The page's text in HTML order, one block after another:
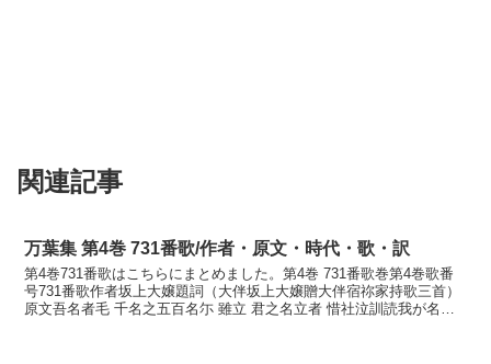
関連記事
万葉集 第4巻 731番歌/作者・原文・時代・歌・訳
第4巻731番歌はこちらにまとめました。第4巻 731番歌巻第4巻歌番
号731番歌作者坂上大嬢題詞（大伴坂上大嬢贈大伴宿祢家持歌三首）
原文吾名者毛 千名之五百名尓 雖立 君之名立者 惜社泣訓読我が名は